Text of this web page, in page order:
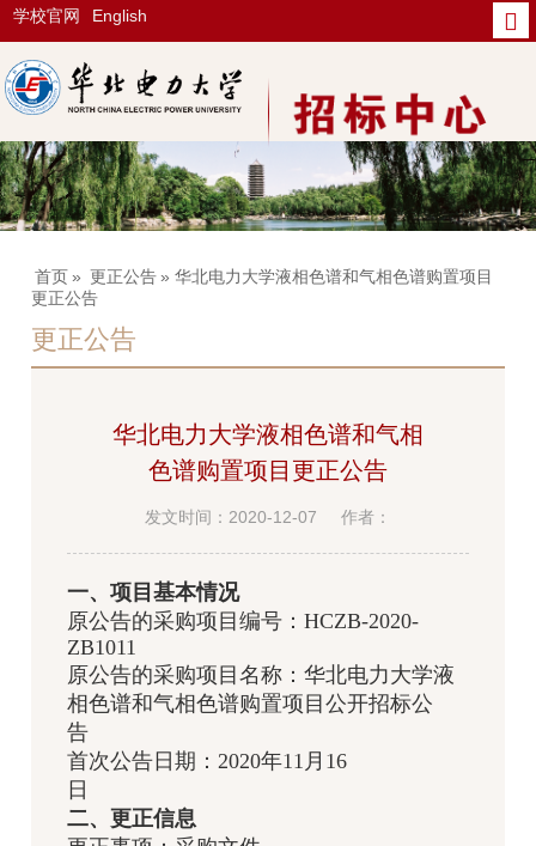
学校官网 English
首页 » 更正公告 » 华北电力大学液相色谱和气相色谱购置项目
更正公告
更正公告
华北电力大学液相色谱和气相
色谱购置项目更正公告
发文时间：2020-12-07 作者：
一、项目基本情况
原公告的采购项目编号：HCZB-2020-
ZB1011
原公告的采购项目名称：华北电力大学液
相色谱和气相色谱购置项目公开招标公
告
首次公告日期：2020年11月16
日
二、更正信息